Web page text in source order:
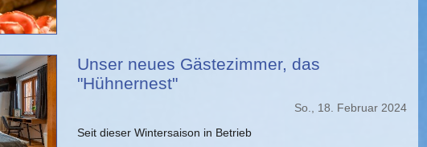
Unser neues Gästezimmer, das
"Hühnernest"
So., 18. Februar 2024
Seit dieser Wintersaison in Betrieb